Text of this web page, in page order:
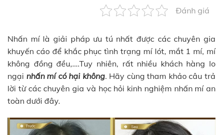
Đánh giá
Nhấn mí là giải pháp ưu tú nhất được các chuyên gia
khuyến cáo để khắc phục tình trạng mí lót, mắt 1 mí, mí
không đồng đều,….Tuy nhiên, rất nhiều khách hàng lo
ngại nhấn mí có hại không. Hãy cùng tham khảo câu trả
lời từ các chuyên gia và học hỏi kinh nghiệm nhấn mí an
toàn dưới đây.